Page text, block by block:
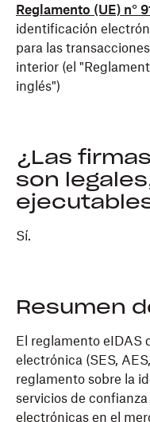
Reglamento (UE) n°
identificación
para las
interior (el
inglés")
¿Las
son
Sí.
Resumen
El reglamento eIDAS
electrónica (SES,
reglamento sobre la
servicios de
electrónicas en el